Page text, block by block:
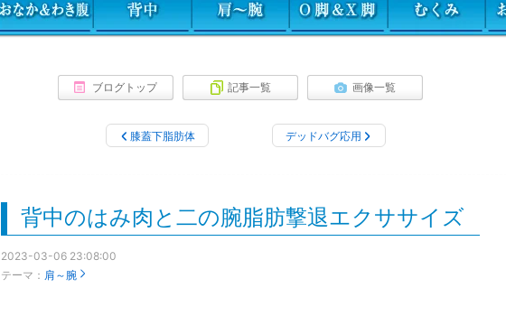
ブログトップ 記事一覧 画像一覧
膝蓋下脂肪体 デッドバグ応用
背中のはみ肉と二の腕脂肪撃退エクササイズ
2023-03-06 23:08:00
テーマ： 肩～腕